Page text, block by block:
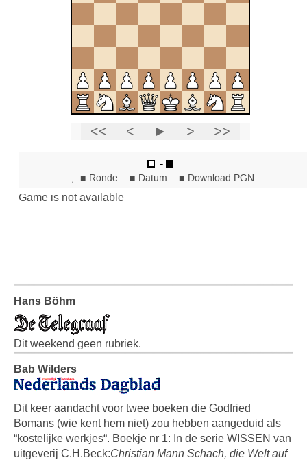
Hans Böhm
Dit weekend geen rubriek.
Bab Wilders
Dit keer aandacht voor twee boeken die Godfried
Bomans (wie kent hem niet) zou hebben aangeduid als
“kostelijke werkjes“. Boekje nr 1: In de serie WISSEN van
uitgeverij C.H.Beck:Christian Mann Schach, die Welt auf